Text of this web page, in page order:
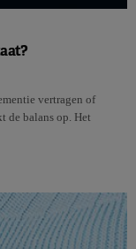
vertragen of
de balans op. Het